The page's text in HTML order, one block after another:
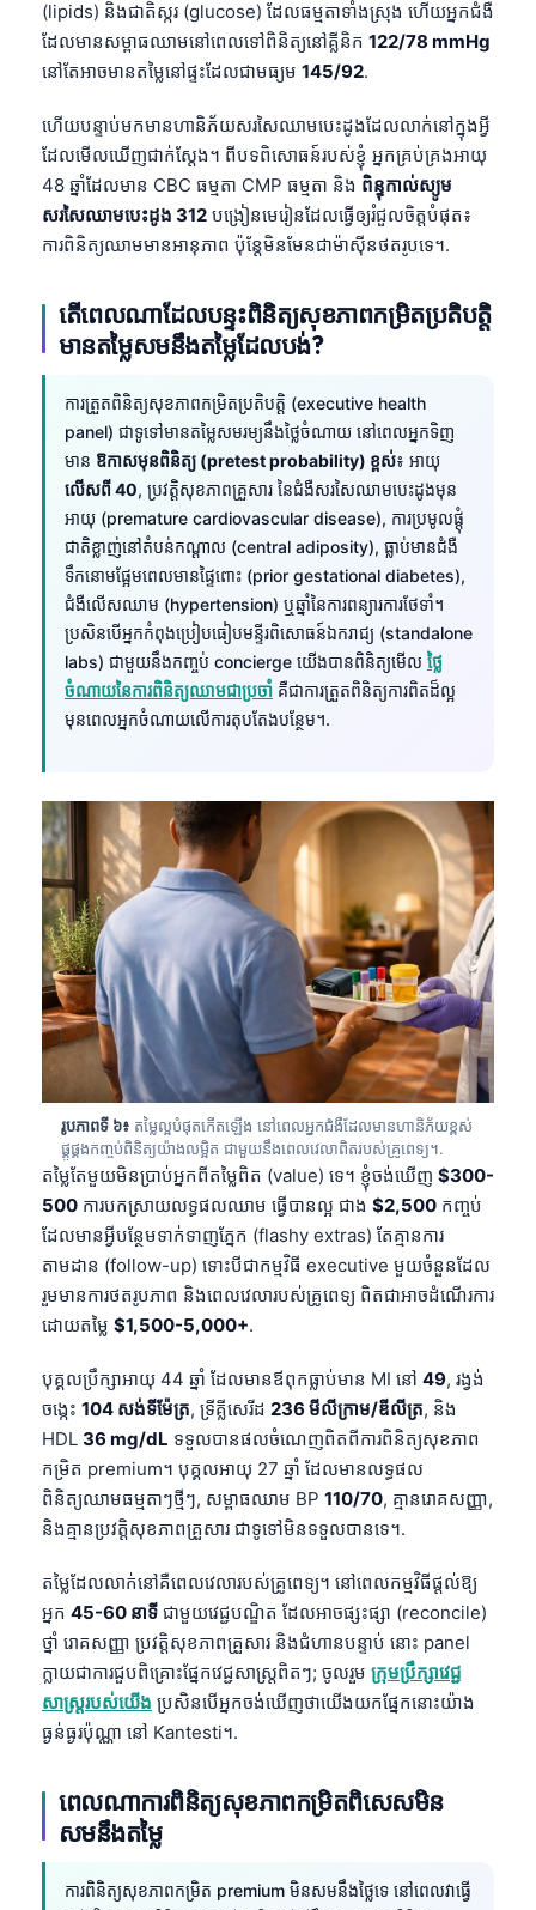
(lipids) និងជាតិស្ករ (glucose) ដែលធម្មតាទាំងស្រុង ហើយអ្នកជំងឺ
ដែលមានសម្ពាធឈាមនៅពេលទៅពិនិត្យនៅគ្លីនិក 122/78 mmHg
នៅតែអាចមានតម្លៃនៅផ្ទះដែលជាមធ្យម 145/92.
ហើយបន្ទាប់មកមានហានិភ័យសរសៃឈាមបេះដូងដែលលាក់នៅក្នុងអ្វី
ដែលមើលឃើញជាក់ស្តែង។ ពីបទពិសោធន៍របស់ខ្ញុំ អ្នកគ្រប់គ្រងអាយុ
48 ឆ្នាំដែលមាន CBC ធម្មតា CMP ធម្មតា និង ពិន្ទុកាល់ស្យូម
សរសៃឈាមបេះដូង 312 បង្រៀនមេរៀនដែលធ្វើឲ្យរំជួលចិត្តបំផុត៖
ការពិនិត្យឈាមមានអានុភាព ប៉ុន្តែមិនមែនជាម៉ាស៊ីនថតរូបទេ។.
តើពេលណាដែលបន្ទះពិនិត្យសុខភាពកម្រិតប្រតិបត្តិ
មានតម្លៃសមនឹងតម្លៃដែលបង់?
ការត្រួតពិនិត្យសុខភាពកម្រិតប្រតិបត្តិ (executive health
panel) ជាទូទៅមានតម្លៃសមរម្យនឹងថ្លៃចំណាយ នៅពេលអ្នកទិញ
មាន ឱកាសមុនពិនិត្យ (pretest probability) ខ្ពស់៖ អាយុ
លើសពី 40, ប្រវត្តិសុខភាពគ្រួសារ នៃជំងឺសរសៃឈាមបេះដូងមុន
អាយុ (premature cardiovascular disease), ការប្រមូលផ្តុំ
ជាតិខ្លាញ់នៅតំបន់កណ្តាល (central adiposity), ធ្លាប់មានជំងឺ
ទឹកនោមផ្អែមពេលមានផ្ទៃពោះ (prior gestational diabetes),
ជំងឺលើសឈាម (hypertension) ឬឆ្នាំនៃការពន្យារការថែទាំ។
ប្រសិនបើអ្នកកំពុងប្រៀបធៀបមន្ទីរពិសោធន៍ឯករាជ្យ (standalone
labs) ជាមួយនឹងកញ្ចប់ concierge យើងបានពិនិត្យមើល ថ្លៃ
ចំណាយនៃការពិនិត្យឈាមជាប្រចាំ គឺជាការត្រួតពិនិត្យការពិតដ៏ល្អ
មុនពេលអ្នកចំណាយលើការតុបតែងបន្ថែម។.
រូបភាពទី ៦៖ តម្លៃល្អបំផុតកើតឡើង នៅពេលអ្នកជំងឺដែលមានហានិភ័យខ្ពស់
ផ្គូផ្គងកញ្ចប់ពិនិត្យយ៉ាងលម្អិត ជាមួយនឹងពេលវេលាពិតរបស់គ្រូពេទ្យ។.
តម្លៃតែមួយមិនប្រាប់អ្នកពីតម្លៃពិត (value) ទេ។ ខ្ញុំចង់ឃើញ $300-
500 ការបកស្រាយលទ្ធផលឈាម ធ្វើបានល្អ ជាង $2,500 កញ្ចប់
ដែលមានអ្វីបន្ថែមទាក់ទាញភ្នែក (flashy extras) តែគ្មានការ
តាមដាន (follow-up) ទោះបីជាកម្មវិធី executive មួយចំនួនដែល
រួមមានការថតរូបភាព និងពេលវេលារបស់គ្រូពេទ្យ ពិតជាអាចដំណើរការ
ដោយតម្លៃ $1,500-5,000+.
បុគ្គលប្រឹក្សាអាយុ 44 ឆ្នាំ ដែលមានឪពុកធ្លាប់មាន MI នៅ 49, រង្វង់
ចង្កេះ 104 សង់ទីម៉ែត្រ, ទ្រីគ្លីសេរីដ 236 មីលីក្រាម/ឌីលីត្រ, និង
HDL 36 mg/dL ទទួលបានផលចំណេញពិតពីការពិនិត្យសុខភាព
កម្រិត premium។ បុគ្គលអាយុ 27 ឆ្នាំ ដែលមានលទ្ធផល
ពិនិត្យឈាមធម្មតាៗថ្មីៗ, សម្ពាធឈាម BP 110/70, គ្មានរោគសញ្ញា,
និងគ្មានប្រវត្តិសុខភាពគ្រួសារ ជាទូទៅមិនទទួលបានទេ។.
តម្លៃដែលលាក់នៅគឺពេលវេលារបស់គ្រូពេទ្យ។ នៅពេលកម្មវិធីផ្តល់ឱ្យ
អ្នក 45-60 នាទី ជាមួយវេជ្ជបណ្ឌិត ដែលអាចផ្សះផ្សា (reconcile)
ថ្នាំ រោគសញ្ញា ប្រវត្តិសុខភាពគ្រួសារ និងជំហានបន្ទាប់ នោះ panel
ក្លាយជាការជួបពិគ្រោះផ្នែកវេជ្ជសាស្ត្រពិតៗ; ចូលរួម ក្រុមប្រឹក្សាវេជ្ជ
សាស្ត្ររបស់យើង ប្រសិនបើអ្នកចង់ឃើញថាយើងយកផ្នែកនោះយ៉ាង
ធ្ងន់ធ្ងរប៉ុណ្ណា នៅ Kantesti។.
ពេលណាការពិនិត្យសុខភាពកម្រិតពិសេសមិន
សមនឹងតម្លៃ
ការពិនិត្យសុខភាពកម្រិត premium មិនសមនឹងថ្លៃទេ នៅពេលវាធ្វើ
سنڌي
සිංහල
অসমীয়া
Latviešu valoda
Македонски јазик
Euskara
Gàidhlig
Occitan
العربية المغربية
Afrikaans
Монгол
ພາສາລາວ
Basa Jawa
Cebuano
ئۇيغۇرچە
Кыргызча
Татар теле
Беларуская мова
Esperanto
Frysk
Ślōnskŏ gŏdka
Norsk bokmål